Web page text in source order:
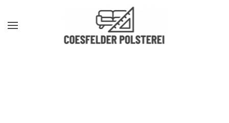
Zum Hauptinhalt springen